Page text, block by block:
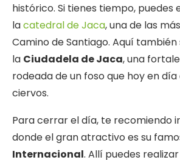
histórico. Si tienes tiempo,
lacatedral de Jaca, una de las
Camino de Santiago. Aquí
la Ciudadela de Jaca, una
rodeada de un foso que hoy en
ciervos.
Para cerrar el día, te recomiendo
donde el gran atractivo es su
Internacional. Allí puedes